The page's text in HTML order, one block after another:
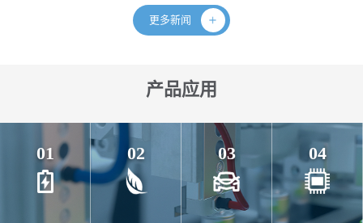
更多新闻
产品应用
01 02 03 04